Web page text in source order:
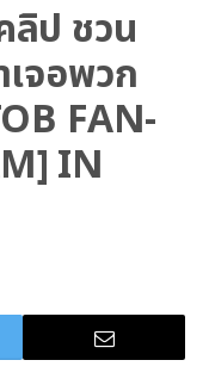
ลิป ชวน
จอพวก
FAN-
IN